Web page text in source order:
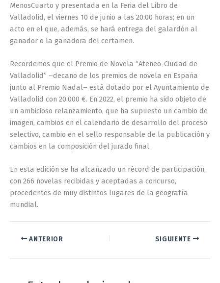
MenosCuarto y presentada en la Feria del Libro de
Valladolid, el viernes 10 de junio a las 20:00 horas; en un
acto en el que, además, se hará entrega del galardón al
ganador o la ganadora del certamen.
Recordemos que el Premio de Novela “Ateneo-Ciudad de
Valladolid” –decano de los premios de novela en España
junto al Premio Nadal– está dotado por el Ayuntamiento de
Valladolid con 20.000 €. En 2022, el premio ha sido objeto de
un ambicioso relanzamiento, que ha supuesto un cambio de
imagen, cambios en el calendario de desarrollo del proceso
selectivo, cambio en el sello responsable de la publicación y
cambios en la composición del jurado final.
En esta edición se ha alcanzado un récord de participación,
con 266 novelas recibidas y aceptadas a concurso,
procedentes de muy distintos lugares de la geografía
mundial.
ANTERIOR SIGUIENTE